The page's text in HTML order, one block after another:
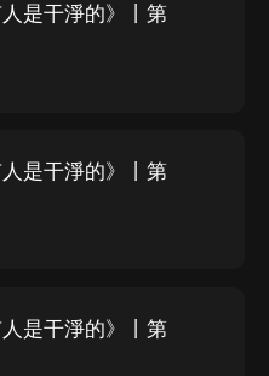
人是干淨的》丨第
人是干淨的》丨第
人是干淨的》丨第